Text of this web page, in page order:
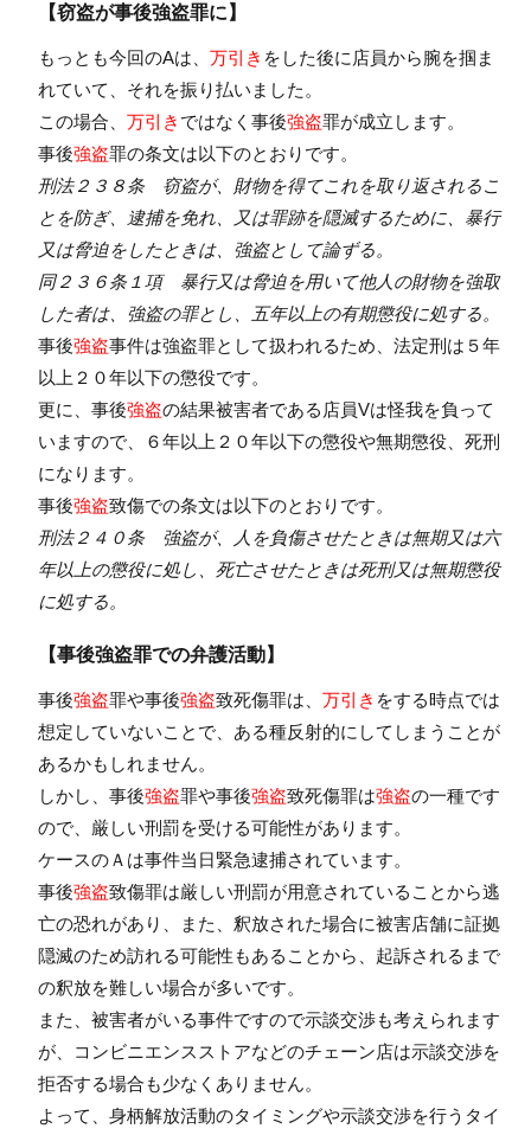
【窃盗が事後強盗罪に】
もっとも今回のAは、 万引き をした後に店員から腕を掴ま
れていて、それを振り払いました。
この場合、 万引き ではなく事後強盗罪が成立します。
事後強盗罪の条文は以下のとおりです。
刑法２３８条 窃盗が、財物を得てこれを取り返されるこ
とを防ぎ、逮捕を免れ、又は罪跡を隠滅するために、暴行
又は脅迫をしたときは、強盗として論ずる。
同２３６条１項 暴行又は脅迫を用いて他人の財物を強取
した者は、強盗の罪とし、五年以上の有期懲役に処する。
事後強盗事件は強盗罪として扱われるため、法定刑は５年
以上２０年以下の懲役です。
更に、事後強盗の結果被害者である店員Vは怪我を負って
いますので、６年以上２０年以下の懲役や無期懲役、死刑
になります。
事後強盗致傷での条文は以下のとおりです。
刑法２４０条 強盗が、人を負傷させたときは無期又は六
年以上の懲役に処し、死亡させたときは死刑又は無期懲役
に処する。
【事後強盗罪での弁護活動】
事後強盗罪や事後強盗致死傷罪は、 万引き をする時点では
想定していないことで、ある種反射的にしてしまうことが
あるかもしれません。
しかし、事後強盗罪や事後強盗致死傷罪は強盗の一種です
ので、厳しい刑罰を受ける可能性があります。
ケースのＡは事件当日緊急逮捕されています。
事後強盗致傷罪は厳しい刑罰が用意されていることから逃
亡の恐れがあり、また、釈放された場合に被害店舗に証拠
隠滅のため訪れる可能性もあることから、起訴されるまで
の釈放を難しい場合が多いです。
また、被害者がいる事件ですので示談交渉も考えられます
が、コンビニエンスストアなどのチェーン店は示談交渉を
拒否する場合も少なくありません。
よって、身柄解放活動のタイミングや示談交渉を行うタイ